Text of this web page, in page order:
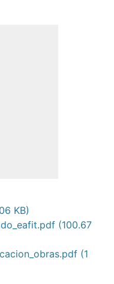
KB)
(100.67
(1